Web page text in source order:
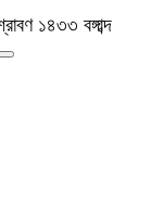
১৪৩৩ বঙ্গাব্দ